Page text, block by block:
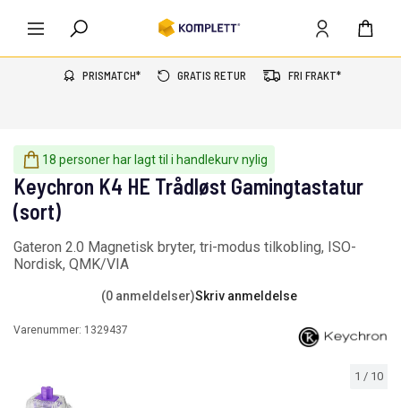
PRISMATCH* GRATIS RETUR FRI FRAKT*
18 personer har lagt til i handlekurv nylig
1 / 10
Keychron K4 HE Trådløst Gamingtastatur
(sort)
Gateron 2.0 Magnetisk bryter, tri-modus tilkobling, ISO-
Nordisk, QMK/VIA
(0 anmeldelser)Skriv anmeldelse
Varenummer: 1329437